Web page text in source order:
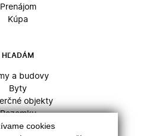
Prenájom
Kúpa
HĽADÁM
a budovy
Byty
objekty
Pozemky
cookies